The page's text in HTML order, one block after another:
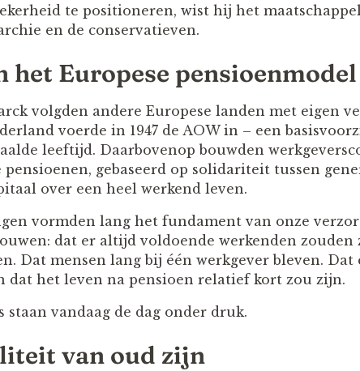
te positioneren, wist hij het
en de conservatieven.
het Europese pensioenmodel
volgden andere Europese landen met eigen
voerde in 1947 de AOW in – een
leeftijd. Daarbovenop bouwden
gebaseerd op solidariteit tussen
over een heel werkend leven.
vormden lang het fundament van onze
dat er altijd voldoende werkenden zouden
Dat mensen lang bij één werkgever bleven. Dat
dat het leven na pensioen relatief kort zou zijn.
staan vandaag de dag onder druk.
van oud zijn